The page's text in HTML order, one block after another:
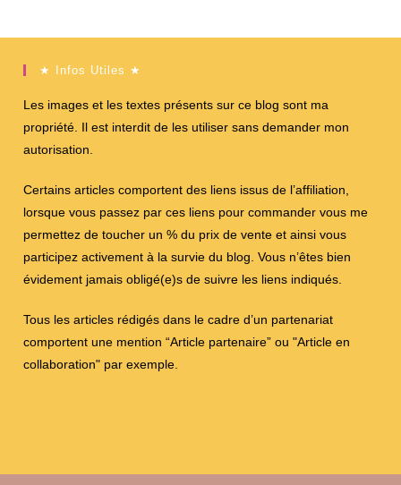
★ Infos Utiles ★
Les images et les textes présents sur ce blog sont ma
propriété. Il est interdit de les utiliser sans demander mon
autorisation.
Certains articles comportent des liens issus de l’affiliation,
lorsque vous passez par ces liens pour commander vous me
permettez de toucher un % du prix de vente et ainsi vous
participez activement à la survie du blog. Vous n’êtes bien
évidement jamais obligé(e)s de suivre les liens indiqués.
Tous les articles rédigés dans le cadre d’un partenariat
comportent une mention “Article partenaire” ou "Article en
collaboration" par exemple.